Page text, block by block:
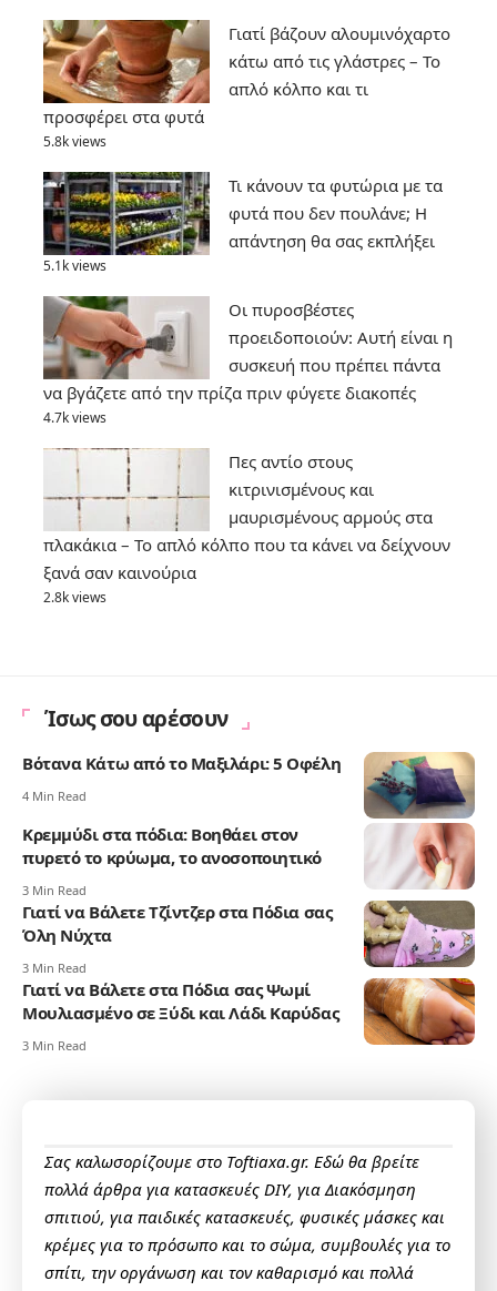
Γιατί βάζουν αλουμινόχαρτο
κάτω από τις γλάστρες – Το
απλό κόλπο και τι
προσφέρει στα φυτά
5.8k views
Τι κάνουν τα φυτώρια με τα
φυτά που δεν πουλάνε; Η
απάντηση θα σας εκπλήξει
5.1k views
Οι πυροσβέστες
προειδοποιούν: Αυτή είναι η
συσκευή που πρέπει πάντα
να βγάζετε από την πρίζα πριν φύγετε διακοπές
4.7k views
Πες αντίο στους
κιτρινισμένους και
μαυρισμένους αρμούς στα
πλακάκια – Το απλό κόλπο που τα κάνει να δείχνουν
ξανά σαν καινούρια
2.8k views
Ίσως σου αρέσουν
Βότανα Κάτω από το Μαξιλάρι: 5 Οφέλη
4 Min Read
Κρεμμύδι στα πόδια: Βοηθάει στον
πυρετό το κρύωμα, το ανοσοποιητικό
3 Min Read
Γιατί να Βάλετε Τζίντζερ στα Πόδια σας
Όλη Νύχτα
3 Min Read
Γιατί να Βάλετε στα Πόδια σας Ψωμί
Μουλιασμένο σε Ξύδι και Λάδι Καρύδας
3 Min Read
Σας καλωσορίζουμε στο Toftiaxa.gr. Εδώ θα βρείτε
πολλά άρθρα για κατασκευές DIY, για Διακόσμηση
σπιτιού, για παιδικές κατασκευές, φυσικές μάσκες και
κρέμες για το πρόσωπο και το σώμα, συμβουλές για το
σπίτι, την οργάνωση και τον καθαρισμό και πολλά